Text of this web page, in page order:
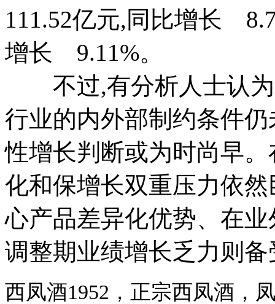
111.52亿元,同比增长
增长 9.11%。
不过,有分析人士认为,
行业的内外部制约条件
性增长判断或为时尚早
化和保增长双重压力依
心产品差异化优势、在
调整期业绩增长乏力则
西凤酒1952，正宗西凤酒